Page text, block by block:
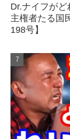
Dr.ナイフがど
主権者たる国
198号】